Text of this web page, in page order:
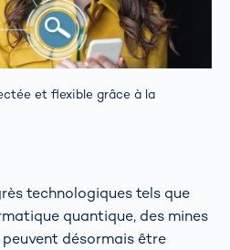
et flexible grâce à la
technologiques tels que
quantique, des mines
désormais être